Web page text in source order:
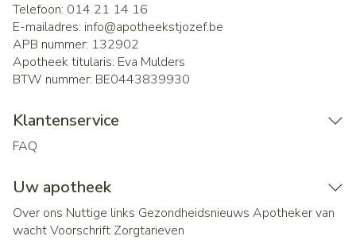
Telefoon: 014 21 14 16
E-mailadres: info@apotheekstjozef.be
APB nummer: 132902
Apotheek titularis: Eva Mulders
BTW nummer: BE0443839930
Klantenservice
FAQ
Uw apotheek
Over ons Nuttige links Gezondheidsnieuws Apotheker van
wachtVoorschrift Zorgtarieven